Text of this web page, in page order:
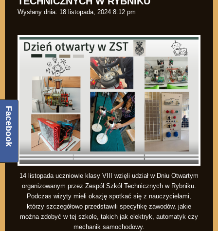
Wysłany dnia: 18 listopada, 2024 8:12 pm
14 listopada uczniowie klasy VIII wzięli udział w Dniu Otwartym
organizowanym przez Zespół Szkół Technicznych w Rybniku.
Podczas wizyty mieli okazję spotkać się z nauczycielami,
którzy szczegółowo przedstawili specyfikę zawodów, jakie
można zdobyć w tej szkole, takich jak elektryk, automatyk czy
mechanik samochodowy.
Facebook